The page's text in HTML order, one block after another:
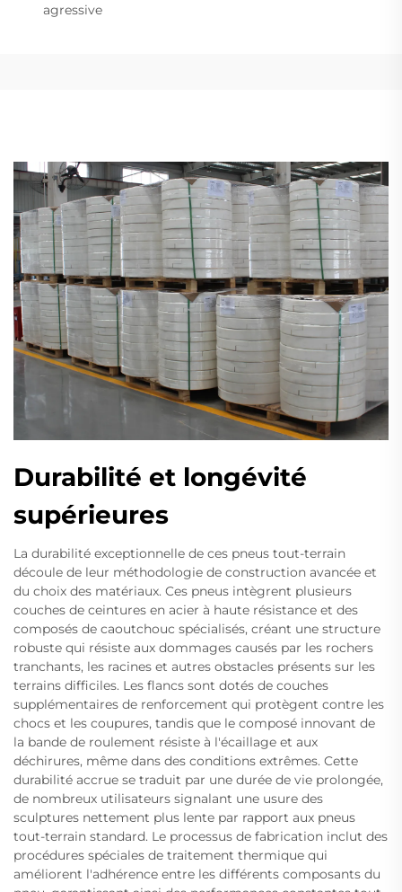
agressive
Durabilité et longévité
supérieures
La durabilité exceptionnelle de ces pneus tout-terrain
découle de leur méthodologie de construction avancée et
du choix des matériaux. Ces pneus intègrent plusieurs
couches de ceintures en acier à haute résistance et des
composés de caoutchouc spécialisés, créant une structure
robuste qui résiste aux dommages causés par les rochers
tranchants, les racines et autres obstacles présents sur les
terrains difficiles. Les flancs sont dotés de couches
supplémentaires de renforcement qui protègent contre les
chocs et les coupures, tandis que le composé innovant de
la bande de roulement résiste à l'écaillage et aux
déchirures, même dans des conditions extrêmes. Cette
durabilité accrue se traduit par une durée de vie prolongée,
de nombreux utilisateurs signalant une usure des
sculptures nettement plus lente par rapport aux pneus
tout-terrain standard. Le processus de fabrication inclut des
procédures spéciales de traitement thermique qui
améliorent l'adhérence entre les différents composants du